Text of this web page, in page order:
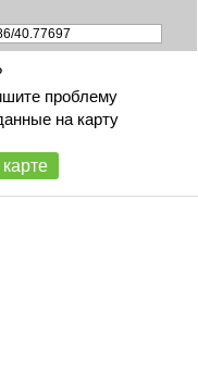
проблему
на карту